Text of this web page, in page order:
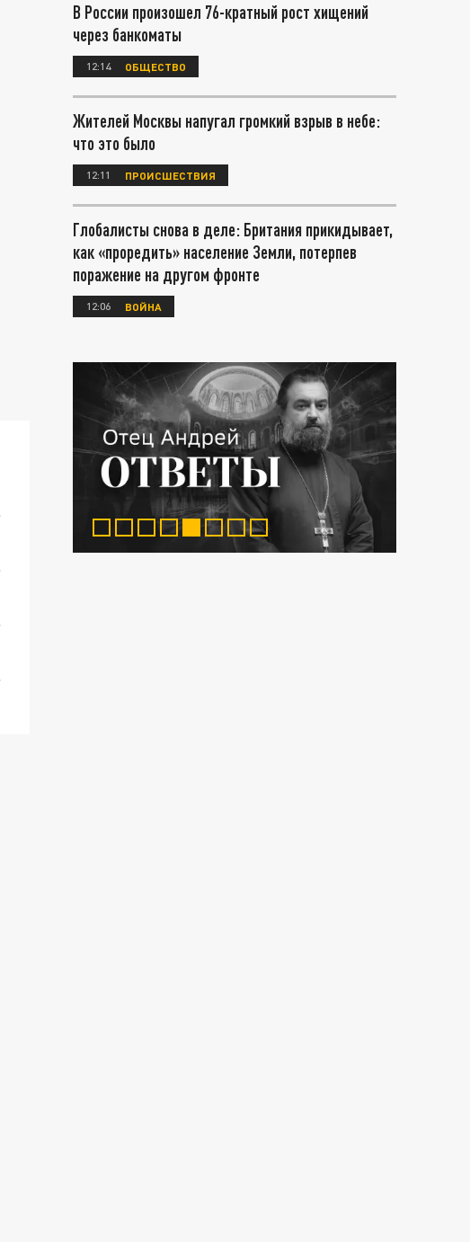
В России произошел 76-кратный рост хищений
через банкоматы
12:14 ОБЩЕСТВО
Жителей Москвы напугал громкий взрыв в небе:
что это было
12:11 ПРОИСШЕСТВИЯ
Глобалисты снова в деле: Британия прикидывает,
как «проредить» население Земли, потерпев
поражение на другом фронте
12:06 ВОЙНА